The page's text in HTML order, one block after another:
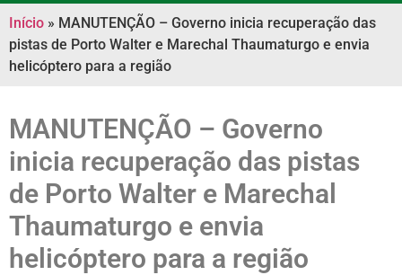
Início » MANUTENÇÃO – Governo inicia recuperação das
pistas de Porto Walter e Marechal Thaumaturgo e envia
helicóptero para a região
MANUTENÇÃO – Governo
inicia recuperação das pistas
de Porto Walter e Marechal
Thaumaturgo e envia
helicóptero para a região